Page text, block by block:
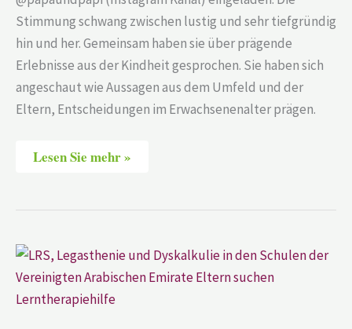
Stimmung schwang zwischen lustig und sehr tiefgründig
hin und her. Gemeinsam haben sie über prägende
Erlebnisse aus der Kindheit gesprochen. Sie haben sich
angeschaut wie Aussagen aus dem Umfeld und der
Eltern, Entscheidungen im Erwachsenenalter prägen.
Lesen Sie mehr »
German
International
School
Sharjah:
Hilfestellung